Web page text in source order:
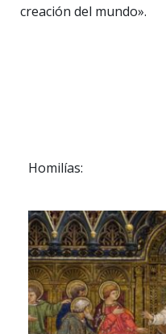
creación del mundo».
Homilías: